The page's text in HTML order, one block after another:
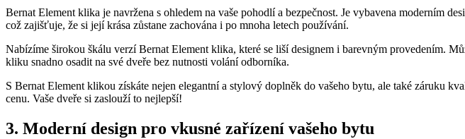
Bernat Element klika je navržena s ohledem na vaše pohodlí a bezpečnost. Je vybavena moderním
což zajišťuje, že si její⁢ krása zůstane zachována i po mnoha letech používání.
Nabízíme širokou škálu verzí Bernat Element klika, které se liší designem i barevným provedením.
kliku snadno osadit na své​ dveře bez nutnosti volání odborníka.
S Bernat Element klikou získáte nejen elegantní a stylový doplněk do‌ vašeho bytu, ale⁣ také záruku
cenu. Vaše ⁤dveře si zaslouží to nejlepší!
3. Moderní design pro vkusné zařízení vašeho bytu